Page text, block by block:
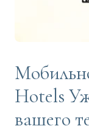
Hotels
вашего